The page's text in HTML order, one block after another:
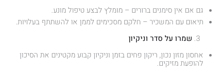
גם אם אין סימנים ברורים – מומלץ לבצע טיפול מונע.
תיאום עם המשכיר – חלקם מסכימים לממן או להשתתף בעלויות.
שמרו על סדר וניקיון
אחסון מזון נכון, ריקון פחים בזמן וניקיון קבוע מקטינים את הסיכון
להופעת מזיקים.